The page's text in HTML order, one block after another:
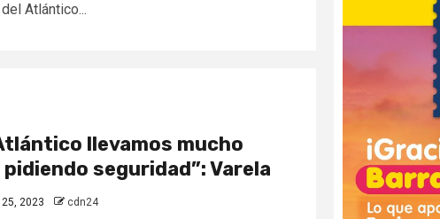
Atlántico...
llevamos mucho
seguridad”: Varela
2023 cdn24